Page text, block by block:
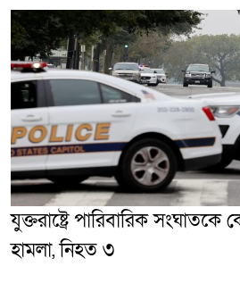
যুক্তরাষ্ট্রে পারিবারিক সংঘাতকে
হামলা, নিহত ৩